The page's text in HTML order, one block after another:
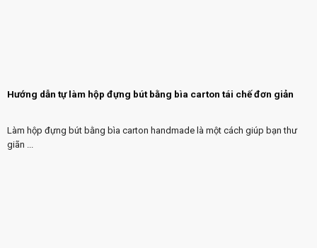
Hướng dẫn tự làm hộp đựng bút bằng bìa carton tái chế đơn giản
Làm hộp đựng bút bằng bìa carton handmade là một cách giúp bạn thư
giãn ...